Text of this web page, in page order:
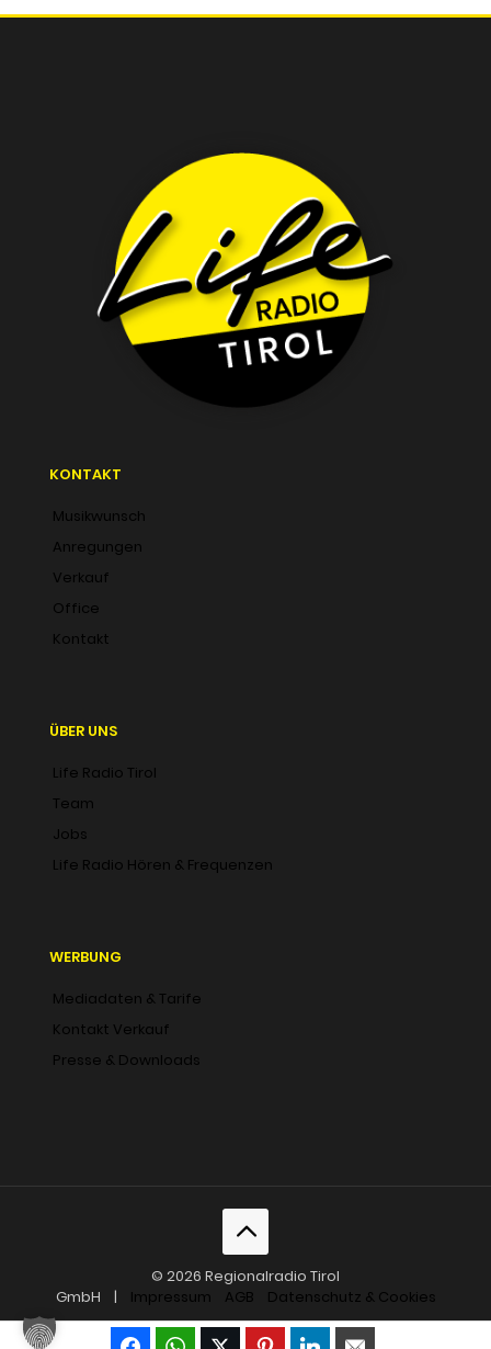
KONTAKT
Musikwunsch
Anregungen
Verkauf
Office
Kontakt
ÜBER UNS
Life Radio Tirol
Team
Jobs
Life Radio Hören & Frequenzen
WERBUNG
Mediadaten & Tarife
Kontakt Verkauf
Presse & Downloads
© 2026 Regionalradio Tirol
GmbH | Impressum AGB Datenschutz & Cookies